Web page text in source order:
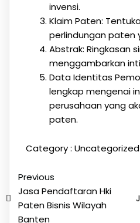
invensi.
Klaim Paten:
perlindungan paten
Abstrak: Ringkasan
menggambarkan
Data Identitas
lengkap mengenai
perusahaan yang
paten.
Category : Uncategorized
Previous
Jasa Pendaftaran Hki
Paten Bisnis Wilayah
Banten